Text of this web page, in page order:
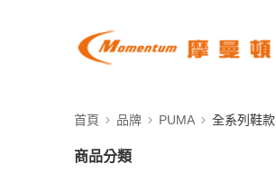
首頁 品牌 PUMA 全系列鞋款
商品分類